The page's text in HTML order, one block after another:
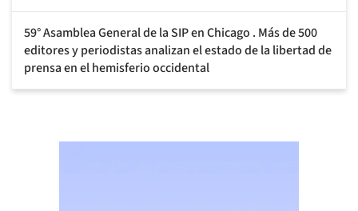
59° Asamblea General de la SIP en Chicago . Más de 500
editores y periodistas analizan el estado de la libertad de
prensa en el hemisferio occidental